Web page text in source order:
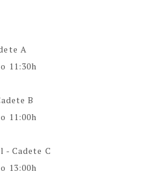
A
11:30h
B
11:00h
- Cadete C
13:00h